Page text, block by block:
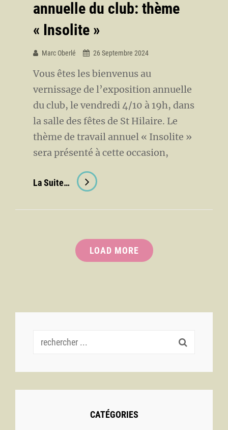
annuelle du club: thème
« Insolite »
Marc Oberlé 26 Septembre 2024
Vous êtes les bienvenus au
vernissage de l’exposition annuelle
du club, le vendredi 4/10 à 19h, dans
la salle des fêtes de St Hilaire. Le
thème de travail annuel « Insolite »
sera présenté à cette occasion,
La Suite… Vernissage
Exposition
Club:
LOAD MORE
Recherche
CATÉGORIES